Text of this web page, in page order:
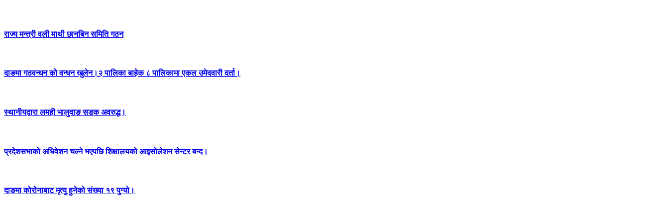
राज्य मन्त्री वली माथी छानबिन समिति गठन
दाङमा गठवन्धन को वन्धन खुलेन।२ पालिका बाहेक ८ पालिकामा एकल उमेदवारी दर्ता।
स्थानीयद्वारा लमही भालुवाङ सडक अवरुद्ध।
प्रदेशसभाको अधिवेशन चल्ने भएपछि शिक्षालयको आइसोलेशन सेन्टर बन्द।
दाङमा कोरोनाबाट मृत्यु हुनेको संख्या १९ पुग्यो।